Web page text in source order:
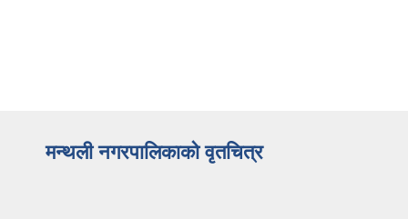
मन्थली नगरपालिकाको वृतचित्र